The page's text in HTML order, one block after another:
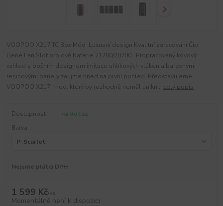
VOOPOO X217 TC Box Mód Luxusní design Kvalitní zpracování Čip
Gene.Fan Slot pro dvě baterie 21700/20700 Propracovaný kovový
vzhled s bočním designem imitace uhlíkových vláken a barevnými
resinovými panely zaujme hned na první pohled. Představujeme
VOOPOO X217, mod, který by rozhodně neměl unikn... celý popis
Dostupnost
na dotaz
Barva
Nejsme plátci DPH
1 599 Kč/ks
Momentálně není k dispozici